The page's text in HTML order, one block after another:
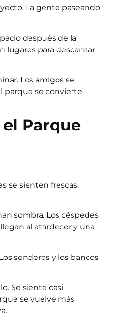
La gente paseando
después de la
lugares para descansar
Los amigos se
parque se convierte
Parque
se sienten frescas.
sombra. Los céspedes
al atardecer y una
senderos y los bancos
Se siente casi
se vuelve más